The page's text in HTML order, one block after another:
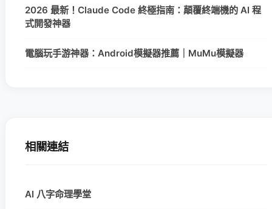
2026 最新！Claude Code 終極指南：顛覆終端機的 AI 程
式開發神器
電腦玩手游神器：Android模擬器推薦｜MuMu模擬器
相關連結
AI 八字命理學堂